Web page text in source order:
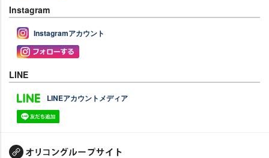
Instagram
Instagramアカウント
LINE
LINEアカウントメディア